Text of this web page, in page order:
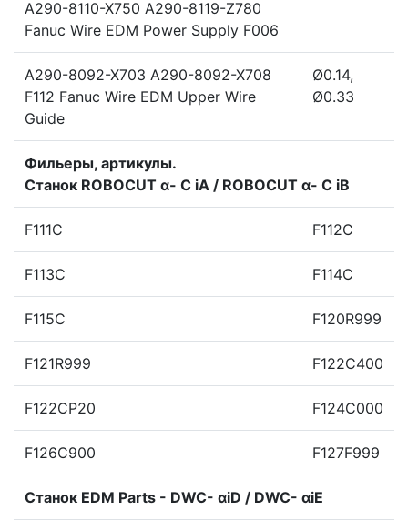
A290-8110-X750 A290-8119-Z780
Fanuc Wire EDM Power Supply F006
A290-8092-X703 A290-8092-X708
F112 Fanuc Wire EDM Upper Wire
Guide
Ø0.14,
Ø0.33
Фильеры, артикулы.
Станок ROBOCUT α- C iA / ROBOCUT α- C iB
F111C F112C
F113C F114C
F115C F120R999
F121R999 F122C400
F122CP20 F124C000
F126C900 F127F999
Станок EDM Parts - DWC- αiD / DWC- αiE